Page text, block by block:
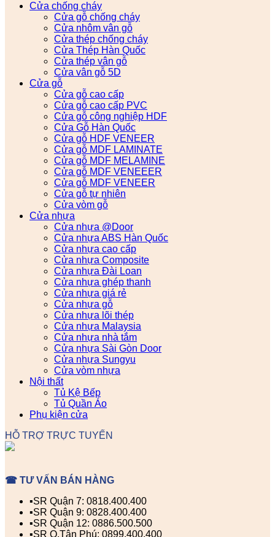
Cửa chống cháy
Cửa gỗ chống cháy
Cửa nhôm vân gỗ
Cửa thép chống cháy
Cửa Thép Hàn Quốc
Cửa thép vân gỗ
Cửa vân gỗ 5D
Cửa gỗ
Cửa gỗ cao cấp
Cửa gỗ cao cấp PVC
Cửa gỗ công nghiệp HDF
Cửa Gỗ Hàn Quốc
Cửa gỗ HDF VENEER
Cửa gỗ MDF LAMINATE
Cửa gỗ MDF MELAMINE
Cửa gỗ MDF VENEEER
Cửa gỗ MDF VENEER
Cửa gỗ tự nhiên
Cửa vòm gỗ
Cửa nhựa
Cửa nhựa @Door
Cửa nhựa ABS Hàn Quốc
Cửa nhựa cao cấp
Cửa nhựa Composite
Cửa nhựa Đài Loan
Cửa nhựa ghép thanh
Cửa nhựa giá rẻ
Cửa nhựa gỗ
Cửa nhựa lõi thép
Cửa nhựa Malaysia
Cửa nhựa nhà tắm
Cửa nhựa Sài Gòn Door
Cửa nhựa Sungyu
Cửa vòm nhựa
Nội thất
Tủ Kệ Bếp
Tủ Quần Áo
Phụ kiện cửa
HỖ TRỢ TRỰC TUYẾN
☎ TƯ VẤN BÁN HÀNG
▪️SR Quận 7: 0818.400.400
▪️SR Quận 9: 0828.400.400
▪️SR Quận 12: 0886.500.500
▪️SR Q.Tân Phú: 0899.400.400